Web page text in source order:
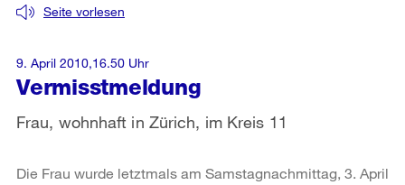
Vermisstmeldung
Seite vorlesen
Frau, wohnhaft in Zürich, im Kreis 11
9. April 2010,16.50 Uhr
Die Frau wurde letztmals am Samstagnachmittag, 3. April